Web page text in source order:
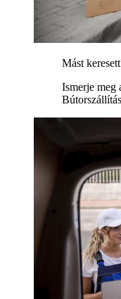
Mást
Ismerje meg